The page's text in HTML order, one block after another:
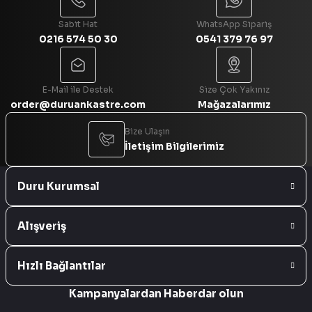
Sabit Hat
0216 574 50 30
WhatsApp Sipariş
0541 379 76 97
E-Mail ile Destek
order@duruankastre.com
Size Çok Yakınız
Mağazalarımız
Bize Ulaşın
İletişim Bilgilerimiz
Duru Kurumsal
Alışveriş
Hızlı Bağlantılar
Kampanyalardan Haberdar olun